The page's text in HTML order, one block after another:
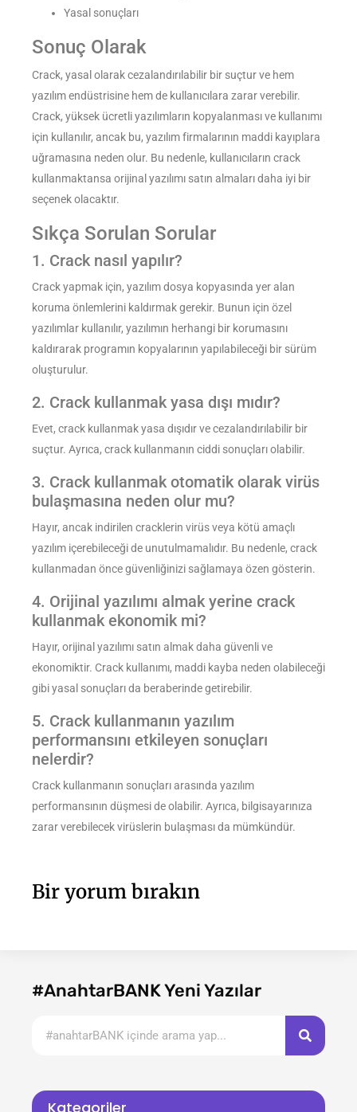
Yasal sonuçları
Sonuç Olarak
Crack, yasal olarak cezalandırılabilir bir suçtur ve hem
yazılım endüstrisine hem de kullanıcılara zarar verebilir.
Crack, yüksek ücretli yazılımların kopyalanması ve kullanımı
için kullanılır, ancak bu, yazılım firmalarının maddi kayıplara
uğramasına neden olur. Bu nedenle, kullanıcıların crack
kullanmaktansa orijinal yazılımı satın almaları daha iyi bir
seçenek olacaktır.
Sıkça Sorulan Sorular
1. Crack nasıl yapılır?
Crack yapmak için, yazılım dosya kopyasında yer alan
koruma önlemlerini kaldırmak gerekir. Bunun için özel
yazılımlar kullanılır, yazılımın herhangi bir korumasını
kaldırarak programın kopyalarının yapılabileceği bir sürüm
oluşturulur.
2. Crack kullanmak yasa dışı mıdır?
Evet, crack kullanmak yasa dışıdır ve cezalandırılabilir bir
suçtur. Ayrıca, crack kullanmanın ciddi sonuçları olabilir.
3. Crack kullanmak otomatik olarak virüs
bulaşmasına neden olur mu?
Hayır, ancak indirilen cracklerin virüs veya kötü amaçlı
yazılım içerebileceği de unutulmamalıdır. Bu nedenle, crack
kullanmadan önce güvenliğinizi sağlamaya özen gösterin.
4. Orijinal yazılımı almak yerine crack
kullanmak ekonomik mi?
Hayır, orijinal yazılımı satın almak daha güvenli ve
ekonomiktir. Crack kullanımı, maddi kayba neden olabileceği
gibi yasal sonuçları da beraberinde getirebilir.
5. Crack kullanmanın yazılım
performansını etkileyen sonuçları
nelerdir?
Crack kullanmanın sonuçları arasında yazılım
performansının düşmesi de olabilir. Ayrıca, bilgisayarınıza
zarar verebilecek virüslerin bulaşması da mümkündür.
Bir yorum bırakın
#AnahtarBANK Yeni Yazılar
Kategoriler